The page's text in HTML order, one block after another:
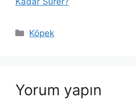
Kategoriler
Köpek
Yorum yapın